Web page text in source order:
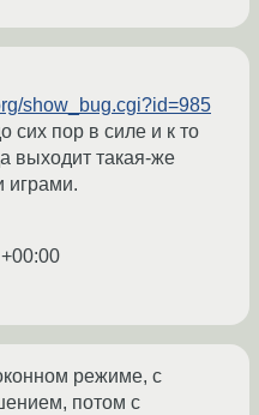
show_bug.cgi?id=985
сих пор в силе и к то
выходит такая-же
играми.
режиме, с
потом с